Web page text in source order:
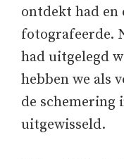
ontdekt had en
fotografeerde.
had uitgelegd
hebben we als
de schemering
uitgewisseld.